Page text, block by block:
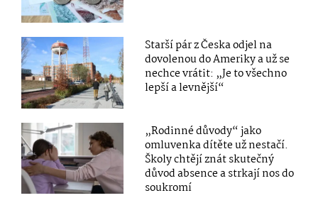
Starší pár z Česka odjel na
dovolenou do Ameriky a už se
nechce vrátit: „Je to všechno
lepší a levnější“
„Rodinné důvody“ jako
omluvenka dítěte už nestačí.
Školy chtějí znát skutečný
důvod absence a strkají nos do
soukromí